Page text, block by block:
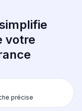
votre
précise